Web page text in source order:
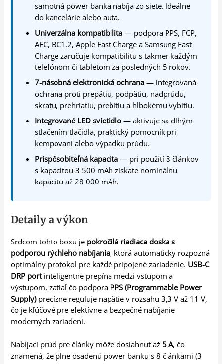
samotná power banka nabíja zo siete. Ideálne
do kancelárie alebo auta.
Univerzálna kompatibilita — podpora PPS, FCP,
AFC, BC1.2, Apple Fast Charge a Samsung Fast
Charge zaručuje kompatibilitu s takmer každým
telefónom či tabletom za posledných 5 rokov.
7-násobná elektronická ochrana — integrovaná
ochrana proti prepätiu, podpätiu, nadprúdu,
skratu, prehriatiu, prebitiu a hlbokému vybitiu.
Integrované LED svietidlo — aktivuje sa dlhým
stlačením tlačidla, praktický pomocník pri
kempovaní alebo výpadku prúdu.
Prispôsobiteľná kapacita — pri použití 8 článkov
s kapacitou 3 500 mAh získate nominálnu
kapacitu až 28 000 mAh.
Detaily a výkon
Srdcom tohto boxu je pokročilá riadiaca doska s
podporou rýchleho nabíjania, ktorá automaticky rozpozná
optimálny protokol pre každé pripojené zariadenie. USB-C
DRP portinteligentne prepína medzi vstupom a
výstupom, zatiaľ čo podpora PPS (Programmable Power
Supply)precízne reguluje napätie v rozsahu 3,3 V až 11 V,
čo je kľúčové pre efektívne a bezpečné nabíjanie
moderných zariadení.
Nabíjací prúd pre články môže dosiahnuť až 5 A, čo
znamená, že plne osadenú power banku s 8 článkami (3